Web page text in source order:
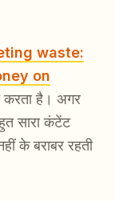
waste:
on
करता है। अगर
सारा कंटेंट
के बराबर रहती